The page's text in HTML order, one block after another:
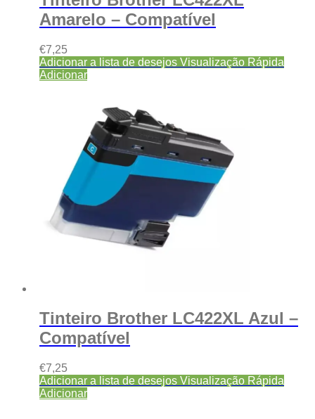
Amarelo – Compatível
€7,25
Adicionar a lista de desejos Visualização Rápida
Adicionar
Tinteiro Brother LC422XL Azul –
Compatível
€7,25
Adicionar a lista de desejos Visualização Rápida
Adicionar